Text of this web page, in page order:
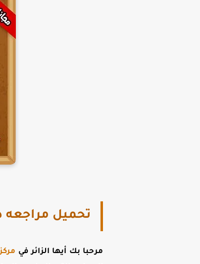
تحميل مراجعه
مرحبا بك أيها الزائر في